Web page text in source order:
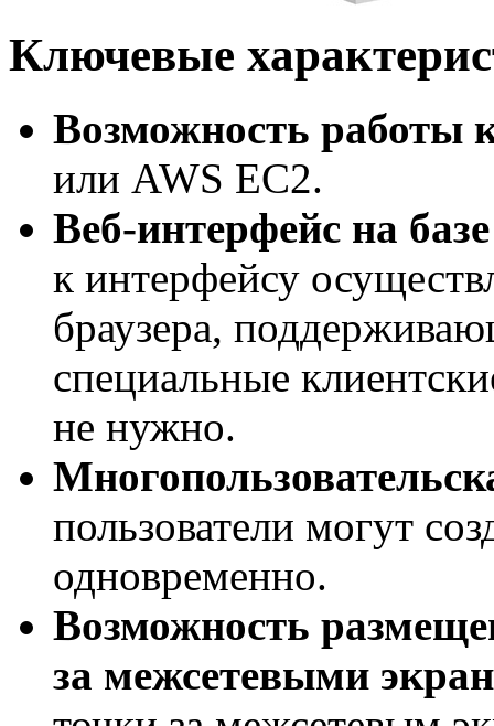
Ключевые
Возможность работы
или AWS EC2.
Веб-интерфейс на
к интерфейсу
браузера,
специальные
не нужно.
пользователи могут
одновременно.
Возможность
за межсетевыми